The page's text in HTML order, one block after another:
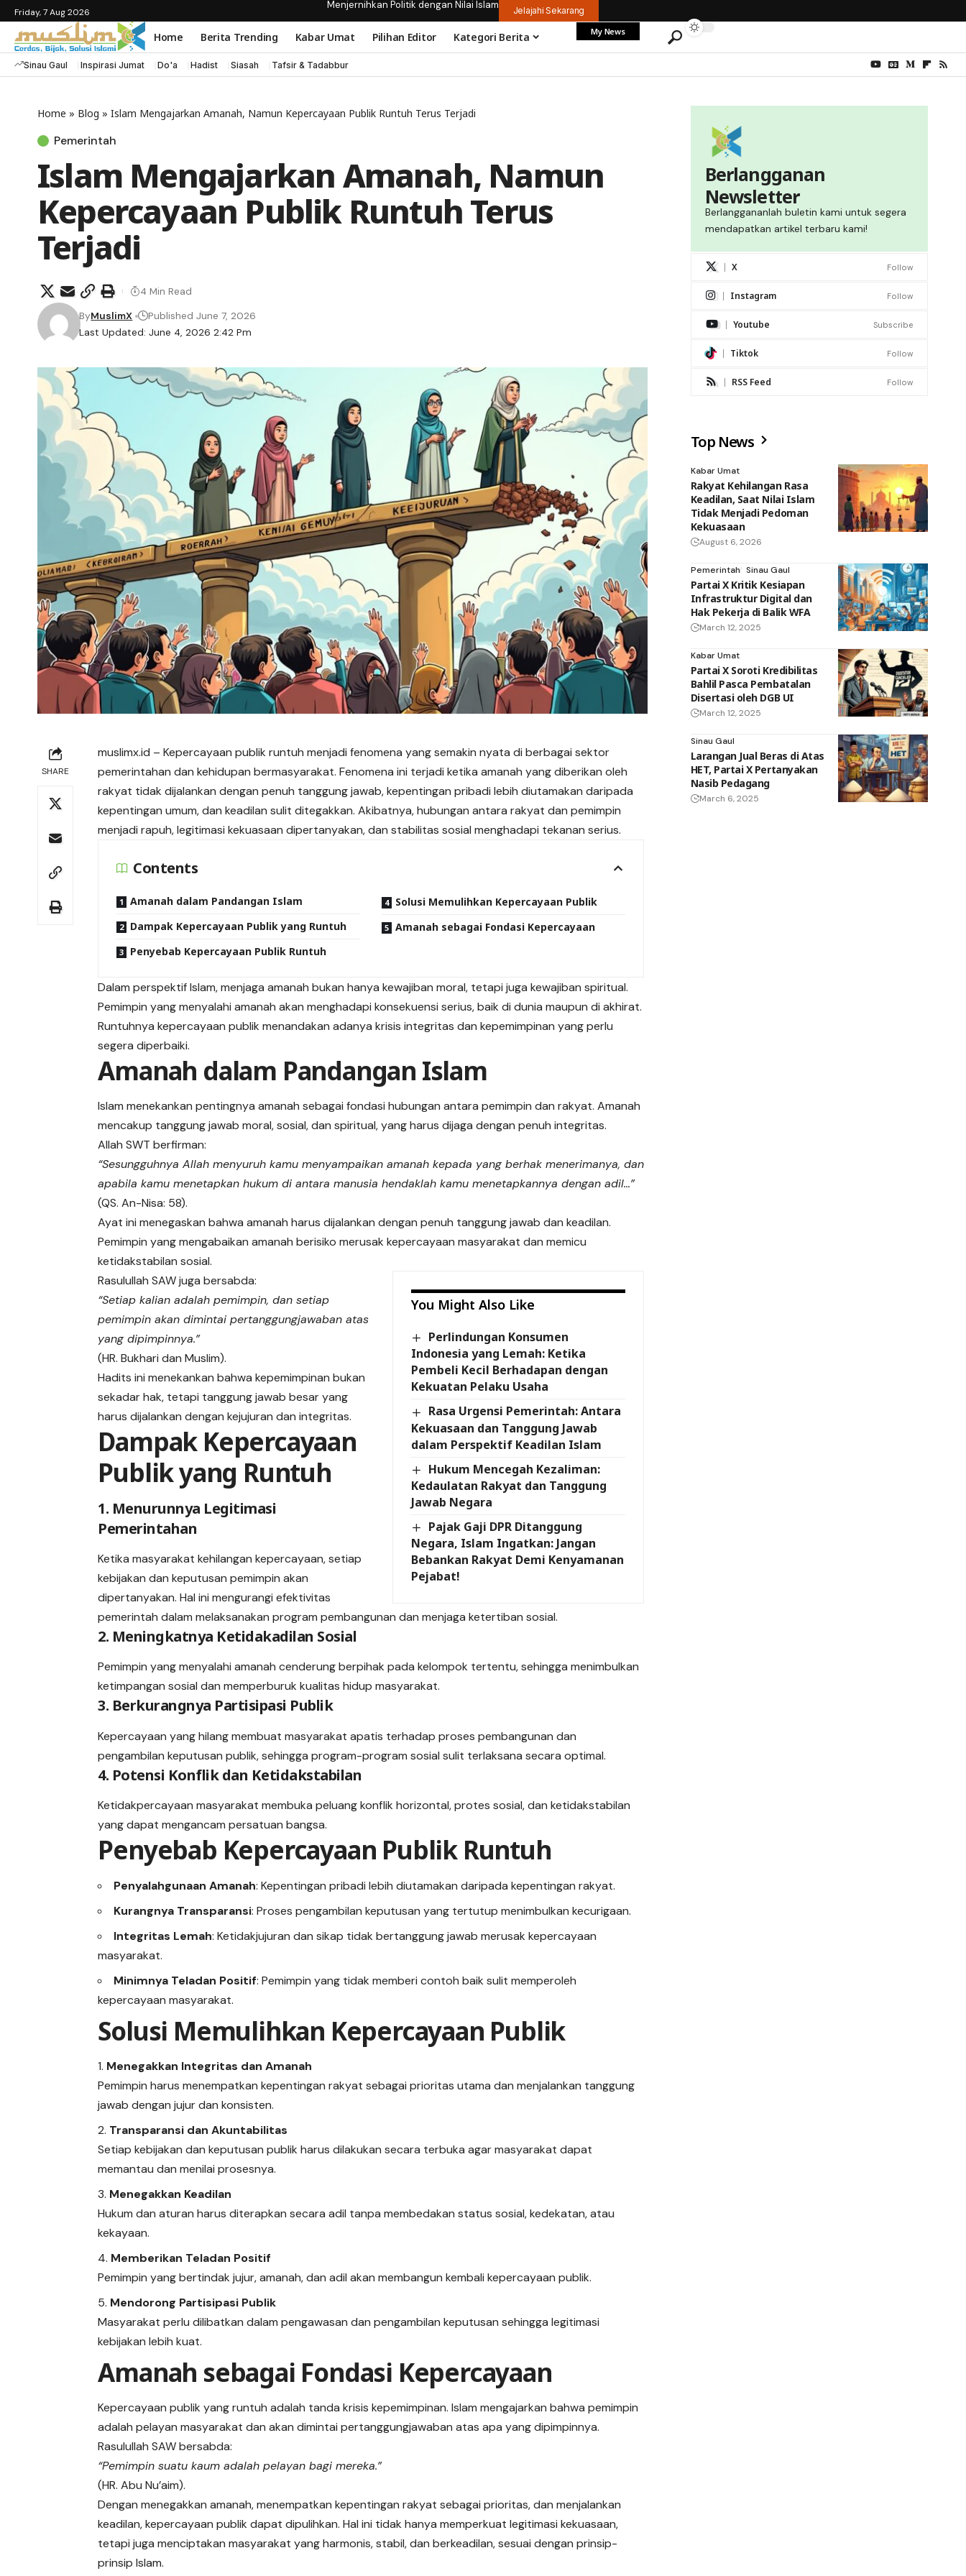
Friday, 7 Aug 2026
Menjernihkan Politik dengan Nilai Islam Jelajahi Sekarang
Home Berita Trending Kabar Umat Pilihan Editor Kategori Berita My News
Sinau Gaul Inspirasi Jumat Do'a Hadist Siasah Tafsir & Tadabbur
Home » Blog » Islam Mengajarkan Amanah, Namun Kepercayaan Publik Runtuh Terus Terjadi
Pemerintah
Islam Mengajarkan Amanah, Namun
Kepercayaan Publik Runtuh Terus
Terjadi
Last Updated: June 4, 2026 2:42 Pm
ByMuslimX Published June 7, 2026
4 Min Read
SHARE
muslimx.id – Kepercayaan publik runtuh menjadi fenomena yang semakin nyata di berbagai sektor
pemerintahan dan kehidupan bermasyarakat. Fenomena ini terjadi ketika amanah yang diberikan oleh
rakyat tidak dijalankan dengan penuh tanggung jawab, kepentingan pribadi lebih diutamakan daripada
kepentinganumum, dan keadilan sulit ditegakkan. Akibatnya, hubungan antara rakyat dan pemimpin
menjadi rapuh, legitimasi kekuasaan dipertanyakan, dan stabilitas sosial menghadapi tekanan serius.
Contents
Amanah dalam Pandangan Islam
Dampak Kepercayaan Publik yang Runtuh
Penyebab Kepercayaan Publik Runtuh
Solusi Memulihkan Kepercayaan Publik
Amanah sebagai Fondasi Kepercayaan
Dalam perspektif Islam, menjaga amanah bukan hanya kewajiban moral, tetapi juga kewajiban spiritual.
Pemimpin yang menyalahi amanah akan menghadapi konsekuensi serius, baik di dunia maupun di akhirat.
Runtuhnya kepercayaan publik menandakan adanya krisis integritas dan kepemimpinan yang perlu
segera diperbaiki.
Amanah dalam Pandangan Islam
Islam menekankan pentingnya amanah sebagai fondasi hubungan antara pemimpin dan rakyat. Amanah
mencakup tanggung jawab moral, sosial, dan spiritual, yang harus dijaga dengan penuh integritas.
Allah SWT berfirman:
“Sesungguhnya Allah menyuruh kamu menyampaikan amanah kepada yang berhak menerimanya, dan
apabila kamu menetapkan hukum di antara manusia hendaklah kamu menetapkannya dengan adil…”
(QS. An-Nisa: 58).
Ayat ini menegaskan bahwa amanah harus dijalankan dengan penuh tanggung jawab dan keadilan.
Pemimpin yang mengabaikan amanah berisiko merusak kepercayaan masyarakat dan memicu
ketidakstabilan sosial.
You Might Also Like
Perlindungan Konsumen
Indonesia yang Lemah: Ketika
Pembeli Kecil Berhadapan dengan
Kekuatan Pelaku Usaha
Rasa Urgensi Pemerintah: Antara
Kekuasaan dan Tanggung Jawab
dalam Perspektif Keadilan Islam
Hukum Mencegah Kezaliman:
Kedaulatan Rakyat dan Tanggung
Jawab Negara
Pajak Gaji DPR Ditanggung
Negara, Islam Ingatkan: Jangan
Bebankan Rakyat Demi Kenyamanan
Pejabat!
Rasulullah SAW juga bersabda:
“Setiap kalian adalah pemimpin, dan setiap
pemimpin akan dimintai pertanggungjawaban atas
yang dipimpinnya.”
(HR. Bukhari dan Muslim).
Hadits ini menekankan bahwa kepemimpinan bukan
sekadar hak, tetapi tanggung jawab besar yang
harus dijalankan dengan kejujuran dan integritas.
Dampak Kepercayaan
Publik yang Runtuh
1. Menurunnya Legitimasi
Pemerintahan
Ketika masyarakat kehilangan kepercayaan, setiap
kebijakan dan keputusan pemimpin akan
dipertanyakan. Hal ini mengurangi efektivitas
pemerintah dalam melaksanakan program pembangunan dan menjaga ketertiban sosial.
2. Meningkatnya Ketidakadilan Sosial
Pemimpin yang menyalahi amanah cenderung berpihak pada kelompok tertentu, sehingga menimbulkan
ketimpangan sosial dan memperburuk kualitas hidup masyarakat.
3. Berkurangnya Partisipasi Publik
Kepercayaan yang hilang membuat masyarakat apatis terhadap proses pembangunan dan
pengambilan keputusan publik, sehingga program-program sosial sulit terlaksana secara optimal.
4. Potensi Konflik dan Ketidakstabilan
Ketidakpercayaan masyarakat membuka peluang konflik horizontal, protes sosial, dan ketidakstabilan
yang dapat mengancam persatuan bangsa.
Penyebab Kepercayaan Publik Runtuh
Penyalahgunaan Amanah: Kepentingan pribadi lebih diutamakan daripada kepentingan rakyat.
Kurangnya Transparansi: Proses pengambilan keputusan yang tertutup menimbulkan kecurigaan.
Integritas Lemah: Ketidakjujuran dan sikap tidak bertanggung jawab merusak kepercayaan
masyarakat.
Minimnya Teladan Positif: Pemimpin yang tidak memberi contoh baik sulit memperoleh
kepercayaan masyarakat.
Solusi Memulihkan Kepercayaan Publik
Menegakkan Integritas dan Amanah
Pemimpin harus menempatkan kepentingan rakyat sebagai prioritas utama dan menjalankan tanggung
jawab dengan jujur dan konsisten.
Transparansi dan Akuntabilitas
Setiap kebijakan dan keputusan publik harus dilakukan secara terbuka agar masyarakat dapat
memantau dan menilai prosesnya.
Menegakkan Keadilan
Hukum dan aturan harus diterapkan secara adil tanpa membedakan status sosial, kedekatan, atau
kekayaan.
Memberikan Teladan Positif
Pemimpin yang bertindak jujur, amanah, dan adil akan membangun kembali kepercayaan publik.
Mendorong Partisipasi Publik
Masyarakat perlu dilibatkan dalam pengawasan dan pengambilan keputusan sehingga legitimasi
kebijakan lebih kuat.
Amanah sebagai Fondasi Kepercayaan
Kepercayaan publik yang runtuh adalah tanda krisis kepemimpinan. Islam mengajarkan bahwa pemimpin
adalah pelayan masyarakat dan akan dimintai pertanggungjawaban atas apa yang dipimpinnya.
Rasulullah SAW bersabda:
“Pemimpin suatu kaum adalah pelayan bagi mereka.”
(HR. Abu Nu’aim).
Dengan menegakkan amanah, menempatkan kepentingan rakyat sebagai prioritas, dan menjalankan
keadilan, kepercayaan publik dapat dipulihkan. Hal ini tidak hanya memperkuat legitimasi kekuasaan,
tetapi juga menciptakan masyarakat yang harmonis, stabil, dan berkeadilan, sesuai dengan prinsip-
prinsip Islam.
Berlangganan
Newsletter
Berlanggananlah buletin kami untuk segera
mendapatkan artikel terbaru kami!
X Follow
Instagram Follow
Youtube Subscribe
Tiktok Follow
RSS Feed Follow
Top News
Kabar Umat
Rakyat Kehilangan Rasa
Keadilan, Saat Nilai Islam
Tidak Menjadi Pedoman
Kekuasaan
August 6, 2026
Pemerintah Sinau Gaul
Partai X Kritik Kesiapan
Infrastruktur Digital dan
Hak Pekerja di Balik WFA
March 12, 2025
Kabar Umat
Partai X Soroti Kredibilitas
Bahlil Pasca Pembatalan
Disertasi oleh DGB UI
March 12, 2025
Sinau Gaul
Larangan Jual Beras di Atas
HET, Partai X Pertanyakan
Nasib Pedagang
March 6, 2025